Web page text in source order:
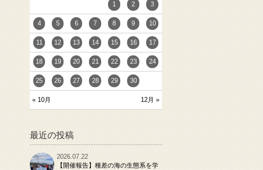
« 10月 12月 »
1 2 3
4 5 6 7 8 9 10
11 12 13 14 15 16 17
18 19 20 21 22 23 24
25 26 27 28 29 30
最近の投稿
2026.07.22
【開催報告】種差の海の生態系を学